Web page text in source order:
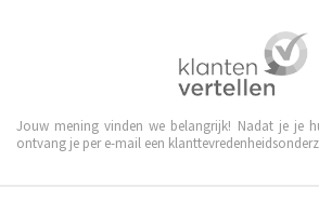
Jouw mening vinden we belangrijk! Nadat je je
ontvang je per e-mail een